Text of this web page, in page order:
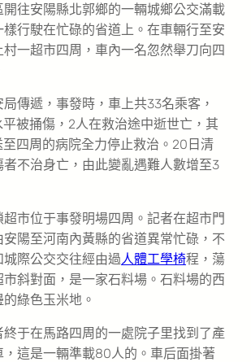
開往安陽縣北郭鄉的一輛城鄉公交滿載
行駛在忙碌的省道上。在車輛行至安
村一超市四周，車內一名忽然舉刀向四
傳遞，事發時，車上共33名乘客，
平被捅傷，2人在救治途中逝世亡，其
至四周的病院全力停止救治。20日清
者不治身亡，由此變亂遇難人數增至3
市位于事發明場四周。記者在超市門
安陽至河南內黃縣的省道異常忙碌，不
城際公交交往經由過人體工學椅程，蕩
斜對面，是一家石料場。石料場的西
綠色玉米地。
于在馬路四周的一處院子里找到了產
，這是一輛準載80人的。車后面掛著